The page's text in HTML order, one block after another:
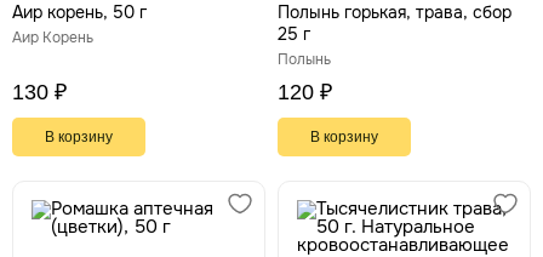
Аир корень, 50 г
Аир Корень
130 ₽
В корзину
Полынь горькая, трава, сбор
25 г
Полынь
120 ₽
В корзину